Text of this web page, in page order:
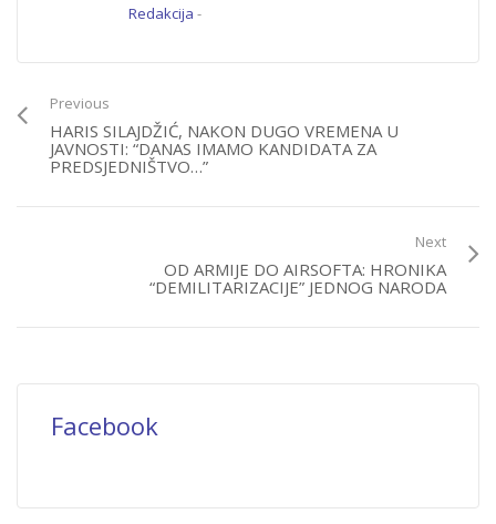
Redakcija -
Previous
HARIS SILAJDŽIĆ, NAKON DUGO VREMENA U
JAVNOSTI: “DANAS IMAMO KANDIDATA ZA
PREDSJEDNIŠTVO…”
Next
OD ARMIJE DO AIRSOFTA: HRONIKA
“DEMILITARIZACIJE” JEDNOG NARODA
Facebook